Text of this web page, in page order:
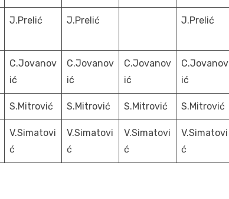
J.Prelić J.Prelić J.Prelić
C.Jovanov
ić
C.Jovanov
ić
C.Jovanov
ić
C.Jovanov
ić
S.Mitrović S.Mitrović S.Mitrović S.Mitrović
V.Simatovi
ć
V.Simatovi
ć
V.Simatovi
ć
V.Simatovi
ć